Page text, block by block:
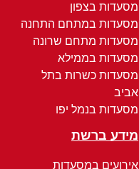
מסעדות בצפון
מסעדות במתחם התחנה
מסעדות מתחם שרונה
מסעדות בממילא
מסעדות כשרות בתל
אביב
מסעדות בנמל יפו
מידע ברשת
אירועים במסעדות